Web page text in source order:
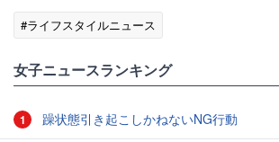
#ライフスタイルニュース
女子ニュースランキング
1 躁状態引き起こしかねないNG行動